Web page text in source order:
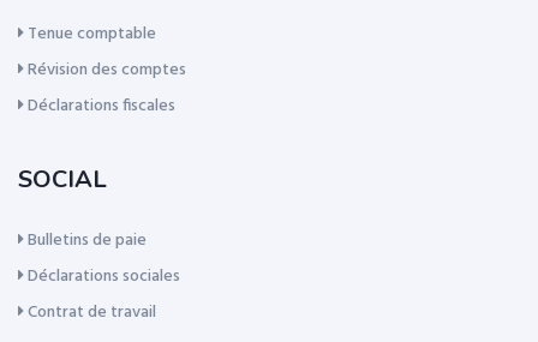
Tenue comptable
Révision des comptes
Déclarations fiscales
SOCIAL
Bulletins de paie
Déclarations sociales
Contrat de travail